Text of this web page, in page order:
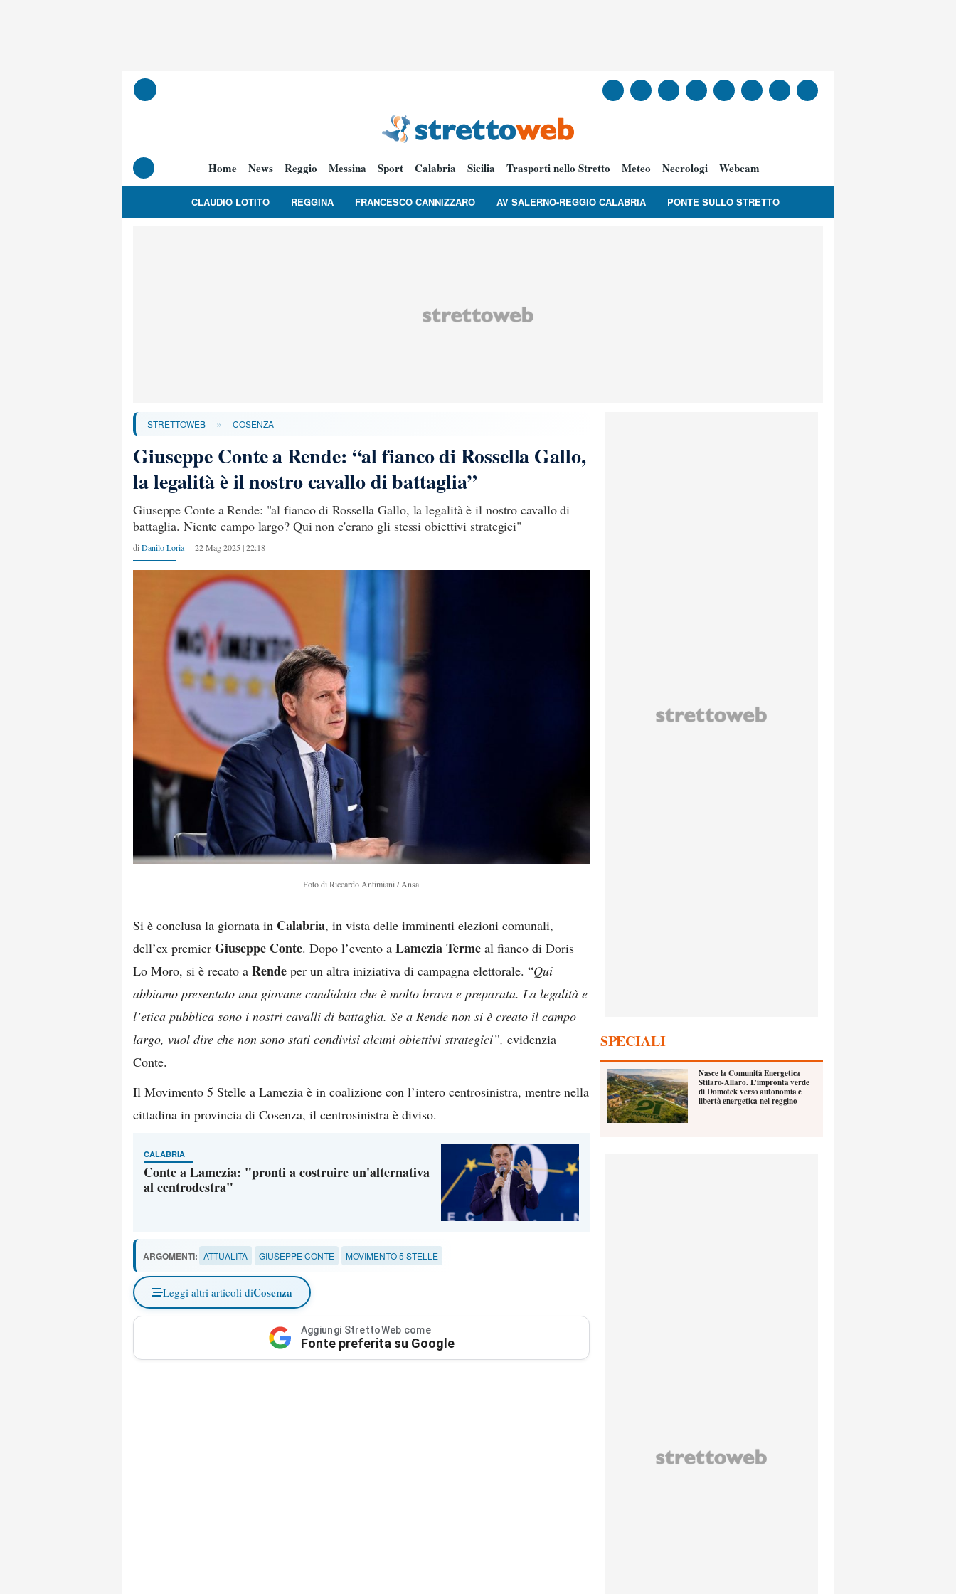
Home News Reggio Messina Sport Calabria Sicilia Trasporti nello Stretto Meteo Necrologi Webcam
CLAUDIO LOTITO REGGINA FRANCESCO CANNIZZARO AV SALERNO-REGGIO CALABRIA PONTE SULLO STRETTO
STRETTOWEB » COSENZA
Giuseppe Conte a Rende: “al fianco di Rossella Gallo,
la legalità è il nostro cavallo di battaglia”
Giuseppe Conte a Rende: "al fianco di Rossella Gallo, la legalità è il nostro cavallo di
battaglia. Niente campo largo? Qui non c'erano gli stessi obiettivi strategici"
di Danilo Loria 22 Mag 2025 | 22:18
Foto di Riccardo Antimiani / Ansa
Si è conclusa la giornata in Calabria, in vista delle imminenti elezioni comunali,
dell’ex premier Giuseppe Conte. Dopo l’evento a Lamezia Terme al fianco di Doris
Lo Moro, si è recato a Rende per un altra iniziativa di campagna elettorale. “Qui
abbiamo presentato una giovane candidata che è molto brava e preparata. La legalità e
l’etica pubblica sono i nostri cavalli di battaglia. Se a Rende non si è creato il campo
largo, vuol dire che non sono stati condivisi alcuni obiettivi strategici”, evidenzia
Conte.
Il Movimento 5 Stelle a Lamezia è in coalizione con l’intero centrosinistra, mentre nella
cittadina in provincia di Cosenza, il centrosinistra è diviso.
CALABRIA
Conte a Lamezia: "pronti a costruire un'alternativa
al centrodestra"
ARGOMENTI: ATTUALITÀ GIUSEPPE CONTE MOVIMENTO 5 STELLE
Leggi altri articoli diCosenza
Aggiungi StrettoWeb come
Fonte preferita su Google
SPECIALI
Nasce la Comunità Energetica
Stilaro-Allaro. L’impronta verde
di Domotek verso autonomia e
libertà energetica nel reggino